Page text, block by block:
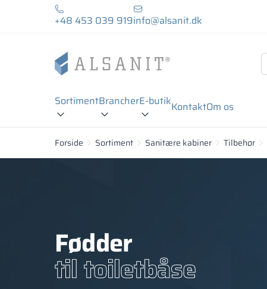
+48 453 039 919info@alsanit.dk
SortimentBrancherE-butikKontaktOm os
Forside Sortiment Sanitære kabiner Tilbehør
Fødder
til toiletbåse